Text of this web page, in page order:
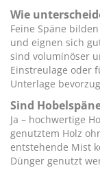
Wie
Feine Späne
und eignen sich
sind voluminöser
Einstreulage oder
Unterlage
Sind
Ja – hochwertige
genutztem Holz
entstehende Mist
Dünger genutzt